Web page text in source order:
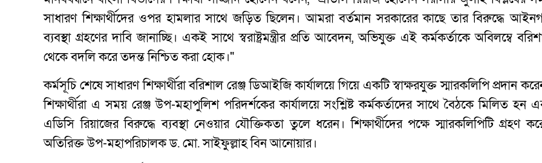
সাধারণ শিক্ষার্থীদের ওপর হামলার সাথে জড়িত ছিলেন। আমরা বর্তমান সরকারের কাছে তার বিরুদ্ধে
ব্যবস্থা গ্রহণের দাবি জানাচ্ছি। একই সাথে স্বরাষ্ট্রমন্ত্রীর প্রতি আবেদন, অভিযুক্ত এই কর্মকর্তাকে অবিলম্বে
থেকে বদলি করে তদন্ত নিশ্চিত করা হোক।"
কর্মসূচি শেষে সাধারণ শিক্ষার্থীরা বরিশাল রেঞ্জ ডিআইজি কার্যালয়ে গিয়ে একটি স্বাক্ষরযুক্ত স্মারকলিপি প্রদান
শিক্ষার্থীরা এ সময় রেঞ্জ উপ-মহাপুলিশ পরিদর্শকের কার্যালয়ে সংশ্লিষ্ট কর্মকর্তাদের সাথে বৈঠকে মিলিত হন
এডিসি রিয়াজের বিরুদ্ধে ব্যবস্থা নেওয়ার যৌক্তিকতা তুলে ধরেন। শিক্ষার্থীদের পক্ষে স্মারকলিপিটি গ্রহণ
অতিরিক্ত উপ-মহাপরিচালক ড. মো. সাইফুল্লাহ বিন আনোয়ার।